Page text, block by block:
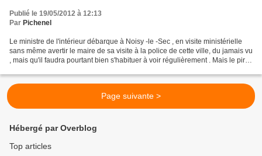
Publié le 19/05/2012 à 12:13
Par Pichenel
Le ministre de l'intérieur débarque à Noisy -le -Sec , en visite ministérielle
sans même avertir le maire de sa visite à la police de cette ville, du jamais vu
, mais qu'il faudra pourtant bien s'habituer à voir régulièrement . Mais le pire
Page suivante >
Hébergé par Overblog
Top articles